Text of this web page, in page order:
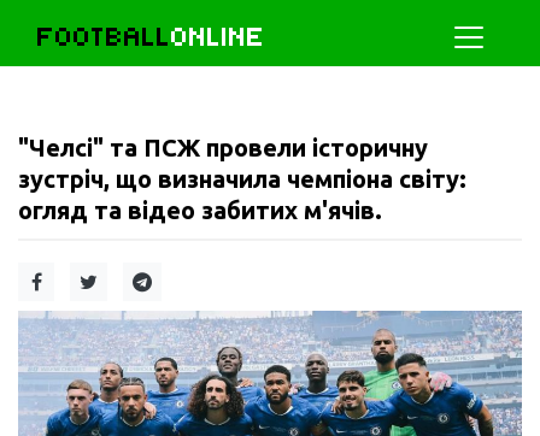
FOOTBALLONLINE
"Челсі" та ПСЖ провели історичну
зустріч, що визначила чемпіона світу:
огляд та відео забитих м'ячів.